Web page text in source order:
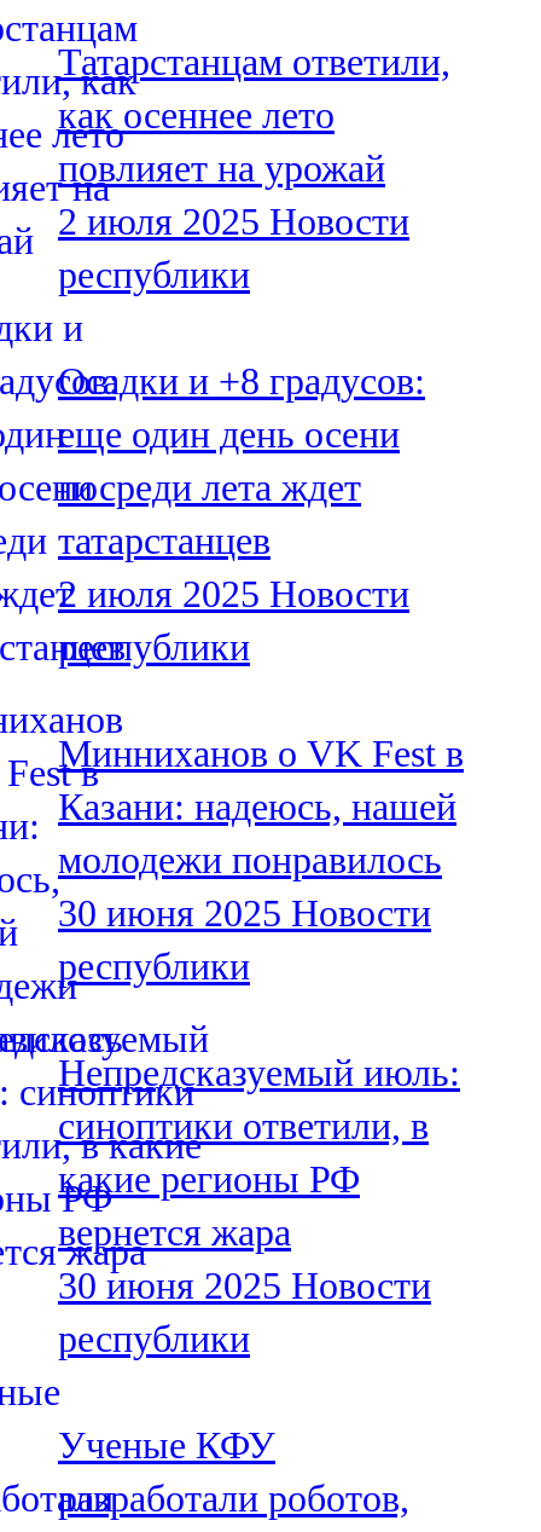
Кайбыч
106,1 FM
Кама тамагы
71,51 FM
Кукмара
107,9 FM
Лениногорский
102,1 FM
Мамадыш
106,2 FM
Минзәлә
107,3 FM
Мөслим
100,0 FM
Нурлат
104,7 FM
Олы Әтнә
71,42 FM
Сарман
107,8 FM
Теләче
106,1 FM
Түбән Кама
102,6 FM
Чирмешән
107,7 FM
Чистай
103,0 FM
Чүпрәле
Татарстанцам ответили,
как осеннее лето
повлияет на урожай
2 июля 2025 Новости
республики
Осадки и +8 градусов:
еще один день осени
посреди лета ждет
татарстанцев
2 июля 2025 Новости
республики
Минниханов о VK Fest в
Казани: надеюсь, нашей
молодежи понравилось
30 июня 2025 Новости
республики
Непредсказуемый июль:
синоптики ответили, в
какие регионы РФ
вернется жара
30 июня 2025 Новости
республики
Ученые КФУ
разработали роботов,